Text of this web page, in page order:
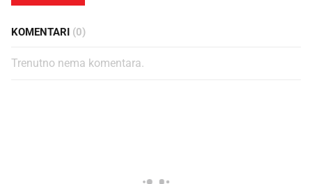
KOMENTARI (0)
Trenutno nema komentara.